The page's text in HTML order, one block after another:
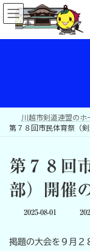
コ
ン
ン
ナ
ビ
ー
川越市剣道連盟のホ
第７８回市民体育祭（
第７８回
部）開催
2025-08-01
最
新
掲題の大会を９月２